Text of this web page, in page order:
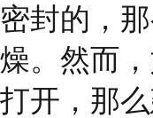
密封的，
燥。然而
打开，那